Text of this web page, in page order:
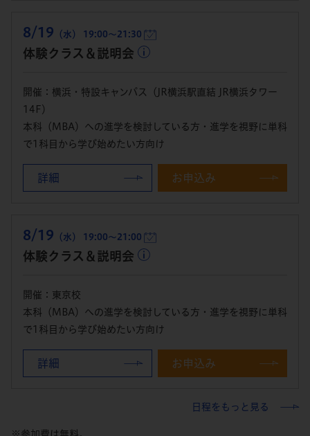
8/19 （水） 19:00～21:30
体験クラス＆説明会
開催：横浜・特設キャンパス（JR横浜駅直結 JR横浜タワー
14F）
本科（MBA）への進学を検討している方・進学を視野に単科
で1科目から学び始めたい方向け
詳細 お申込み
8/19 （水） 19:00～21:00
体験クラス＆説明会
開催：東京校
本科（MBA）への進学を検討している方・進学を視野に単科
で1科目から学び始めたい方向け
詳細 お申込み
日程をもっと見る
※参加費は無料。